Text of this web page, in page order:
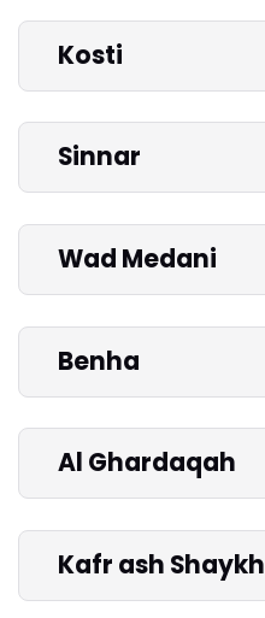
Kosti
Sinnar
Wad Medani
Benha
Al Ghardaqah
Kafr ash Shaykh